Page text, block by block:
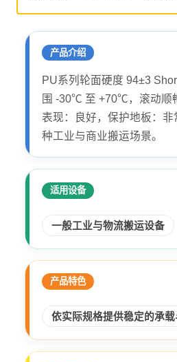
产品介绍
PU系列轮面硬度 94±3
围 -30℃ 至 +70℃，滚动顺
表现：良好，保护地板：非
种工业与商业搬运场景。
适用设备
一般工业与物流搬运设备
产品特色
依实际规格提供稳定的承